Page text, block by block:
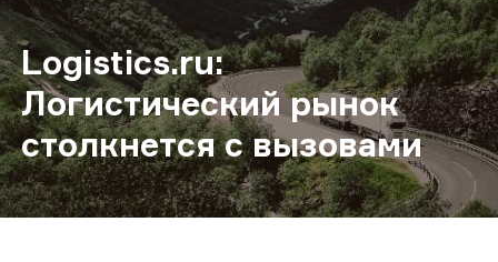
Logistics.ru:
Логистический рынок
столкнется с вызовами